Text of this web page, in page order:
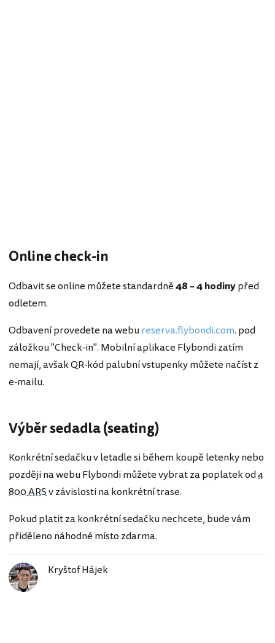
Online check-in
Odbavit se online můžete standardně48 – 4 hodinypřed
odletem.
Odbavení provedete na webureserva.flybondi.com. pod
záložkou "Check-in". Mobilní aplikace Flybondi zatím
nemají, avšak QR-kód palubní vstupenky můžete načíst z
e-mailu.
Výběr sedadla (seating)
Konkrétní sedačku v letadle si během koupě letenky nebo
později na webu Flybondi můžete vybrat za poplatek od4
800 ARSv závislosti na konkrétní trase.
Pokud platit za konkrétní sedačku nechcete, bude vám
přiděleno náhodné místo zdarma.
Kryštof Hájek